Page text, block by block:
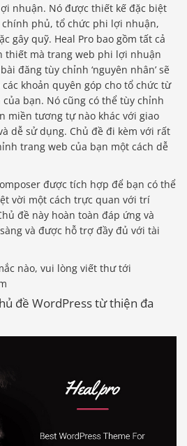
nhuận. Nó được thiết kế đặc biệt
phủ, tổ chức phi lợi nhuận,
gây quỹ. Heal Pro bao gồm tất cả
thiết mà trang web phi lợi nhuận
đăng tùy chỉnh ‘nguyên nhân’ sẽ
khoản quyên góp cho tổ chức từ
bạn. Nó cũng có thể tùy chỉnh
miền tương tự nào khác với giao
dễ sử dụng. Chủ đề đi kèm với rất
trang web của bạn một cách dễ
được tích hợp để bạn có thể
vời một cách trực quan với trí
đề này hoàn toàn đáp ứng và
sàng và được hỗ trợ đầy đủ với tài
nào, vui lòng viết thư tới
đề WordPress từ thiện đa